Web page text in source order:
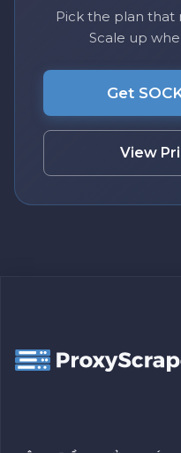
Pick the plan that
Scale up
Get
View